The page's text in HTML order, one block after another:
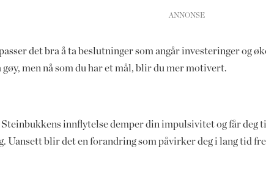
det bra å ta beslutninger som angår investeringer og
men nå som du har et mål, blir du mer motivert.
innflytelse demper din impulsivitet og får deg
Uansett blir det en forandring som påvirker deg i lang tid